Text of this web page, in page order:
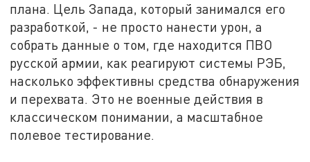
плана. Цель Запада, который занимался его
разработкой, - не просто нанести урон, а
собрать данные о том, где находится ПВО
русской армии, как реагируют системы РЭБ,
насколько эффективны средства обнаружения
и перехвата. Это не военные действия в
классическом понимании, а масштабное
полевое тестирование.